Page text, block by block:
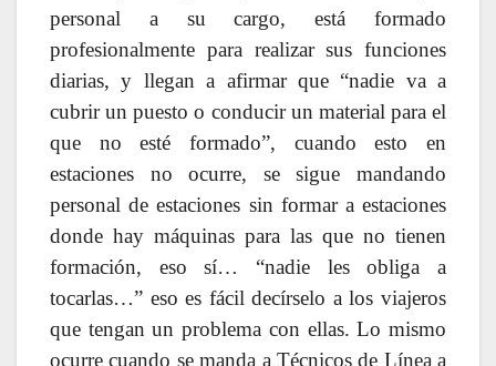
personal a su cargo, está formado
profesionalmente para realizar sus funciones
diarias, y llegan a afirmar que “nadie va a
cubrir un puesto o conducir un material para el
que no esté formado”, cuando esto en
estaciones no ocurre, se sigue mandando
personal de estaciones sin formar a estaciones
donde hay máquinas para las que no tienen
formación, eso sí… “nadie les obliga a
tocarlas…” eso es fácil decírselo a los viajeros
que tengan un problema con ellas. Lo mismo
ocurre cuando se manda a Técnicos de Línea a